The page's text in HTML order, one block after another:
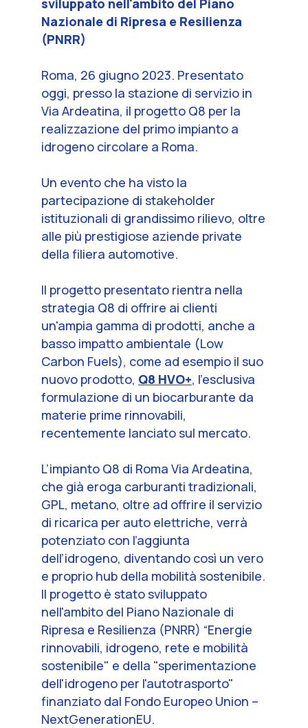
sviluppato nell'ambito del Piano
Nazionale di Ripresa e Resilienza
(PNRR)
Roma, 26 giugno 2023. Presentato
oggi, presso la stazione di servizio in
Via Ardeatina, il progetto Q8 per la
realizzazione del primo impianto a
idrogeno circolare a Roma.
Un evento che ha visto la
partecipazione di stakeholder
istituzionali di grandissimo rilievo, oltre
alle più prestigiose aziende private
della filiera automotive.
Il progetto presentato rientra nella
strategia Q8 di offrire ai clienti
un'ampia gamma di prodotti, anche a
basso impatto ambientale (Low
Carbon Fuels), come ad esempio il suo
nuovo prodotto, Q8 HVO+, l'esclusiva
formulazione di un biocarburante da
materie prime rinnovabili,
recentemente lanciato sul mercato.
L’impianto Q8 di Roma Via Ardeatina,
che già eroga carburanti tradizionali,
GPL, metano, oltre ad offrire il servizio
di ricarica per auto elettriche, verrà
potenziato con l’aggiunta
dell’idrogeno, diventando così un vero
e proprio hub della mobilità sostenibile.
Il progetto è stato sviluppato
nell'ambito del Piano Nazionale di
Ripresa e Resilienza (PNRR) “Energie
rinnovabili, idrogeno, rete e mobilità
sostenibile" e della "sperimentazione
dell'idrogeno per l'autotrasporto"
finanziato dal Fondo Europeo Union –
NextGenerationEU.